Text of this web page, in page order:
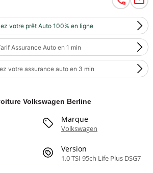
votre prêt Auto 100% en ligne
Assurance Auto en 1 min
votre assurance auto en 3 min
Volkswagen Berline
Marque
Volkswagen
Version
1.0 TSI 95ch Life Plus DSG7